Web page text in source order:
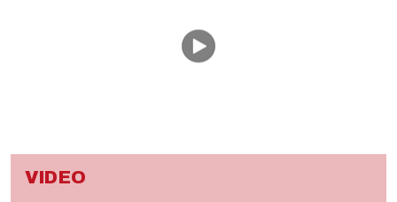
VIDEO